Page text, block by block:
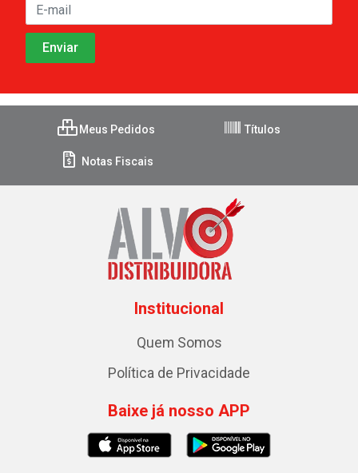
Meus Pedidos Títulos
Notas Fiscais
Institucional
Quem Somos
Política de Privacidade
Baixe já nosso APP